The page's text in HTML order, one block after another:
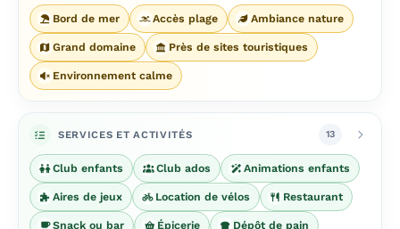
Bord de mer Accès plage Ambiance nature
Grand domaine Près de sites touristiques
Environnement calme
SERVICES ET ACTIVITÉS 13
Club enfants Club ados Animations enfants
Aires de jeux Location de vélos Restaurant
Snack ou bar Épicerie Dépôt de pain